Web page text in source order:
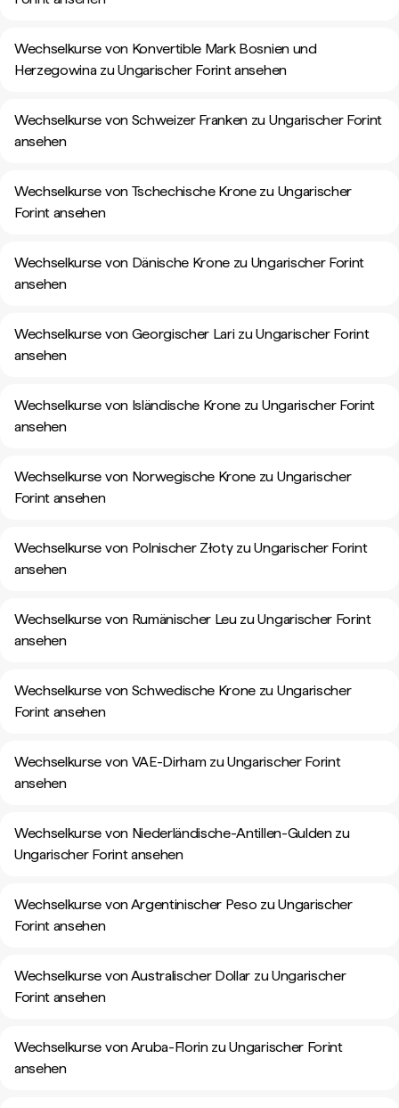
Wechselkurse von Konvertible Mark Bosnien und
Herzegowina zu Ungarischer Forint ansehen
Wechselkurse von Schweizer Franken zu Ungarischer Forint
ansehen
Wechselkurse von Tschechische Krone zu Ungarischer
Forint ansehen
Wechselkurse von Dänische Krone zu Ungarischer Forint
ansehen
Wechselkurse von Georgischer Lari zu Ungarischer Forint
ansehen
Wechselkurse von Isländische Krone zu Ungarischer Forint
ansehen
Wechselkurse von Norwegische Krone zu Ungarischer
Forint ansehen
Wechselkurse von Polnischer Złoty zu Ungarischer Forint
ansehen
Wechselkurse von Rumänischer Leu zu Ungarischer Forint
ansehen
Wechselkurse von Schwedische Krone zu Ungarischer
Forint ansehen
Wechselkurse von VAE-Dirham zu Ungarischer Forint
ansehen
Wechselkurse von Niederländische-Antillen-Gulden zu
Ungarischer Forint ansehen
Wechselkurse von Argentinischer Peso zu Ungarischer
Forint ansehen
Wechselkurse von Australischer Dollar zu Ungarischer
Forint ansehen
Wechselkurse von Aruba-Florin zu Ungarischer Forint
ansehen